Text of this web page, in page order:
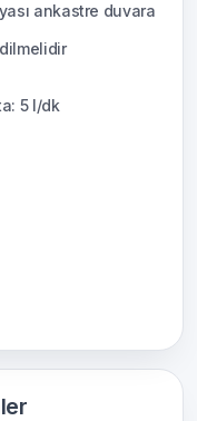
ankastre duvara
5 l/dk